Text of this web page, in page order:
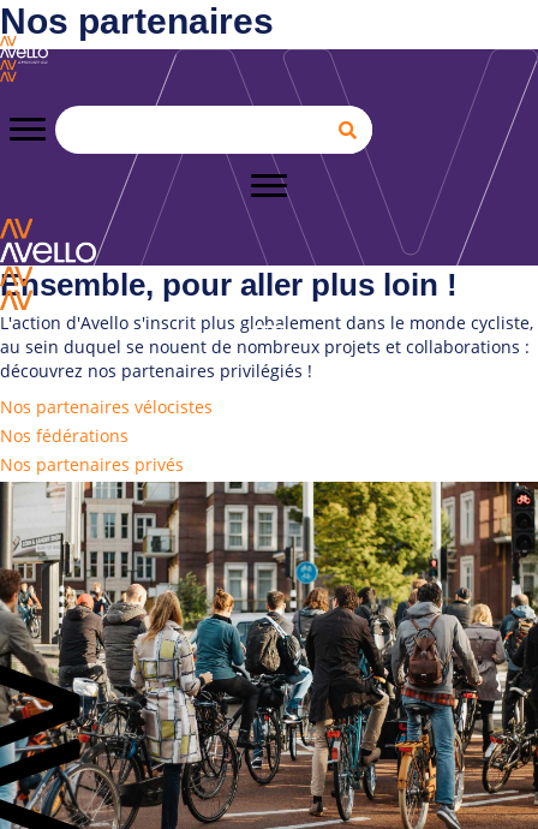
Nos partenaires
Ensemble, pour aller plus loin !
L'action d'Avello s'inscrit plus globalement dans le monde cycliste,
au sein duquel se nouent de nombreux projets et collaborations :
découvrez nos partenaires privilégiés !
Nos partenaires vélocistes
Nos fédérations
Nos partenaires privés